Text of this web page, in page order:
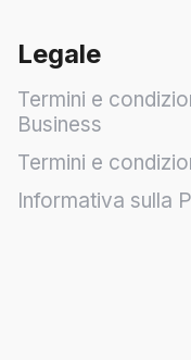
Legale
Termini e
Business
Termini e
Informativa sulla